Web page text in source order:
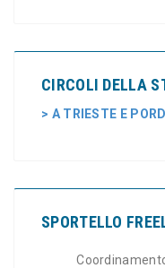
CIRCOLI DELLA
> A TRIESTE E
SPORTELLO